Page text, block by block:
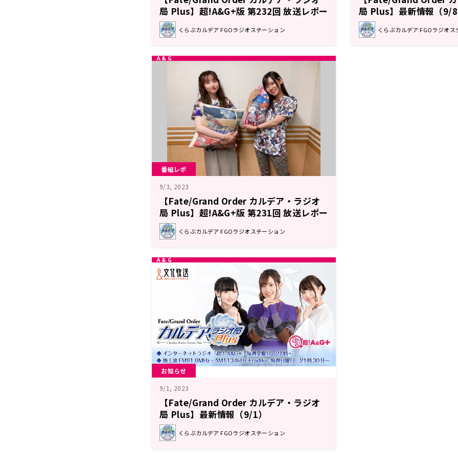
局 Plus】超!A&G+版 第232回 放送レポー
ト
くらぶカルデア FGOラジオステーション
局 Plus】最新情報（9/8
くらぶカルデア FGOラジオス
番組レポ
9/3, 2023
【Fate/Grand Order カルデア・ラジオ
局 Plus】超!A&G+版 第231回 放送レポー
ト
くらぶカルデア FGOラジオステーション
お知らせ
9/1, 2023
【Fate/Grand Order カルデア・ラジオ
局 Plus】最新情報（9/1）
くらぶカルデア FGOラジオステーション